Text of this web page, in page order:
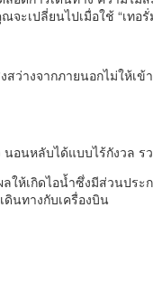
ะเปลี่ยนไปเมื่อใช้ “เทอ
างจากภายนอกไม่ให้เ
นหลับได้แบบไร้กังวล รว
ให้เกิดไอน้ำซึ่งมีส่วนปร
นทางกับเครื่องบิน